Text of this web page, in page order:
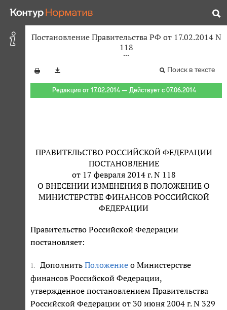
Постановление Правительства РФ от 17.02.2014 N
118
Поиск в тексте
Редакция от 17.02.2014 — Действует с 07.06.2014
ПРАВИТЕЛЬСТВО РОССИЙСКОЙ ФЕДЕРАЦИИ
ПОСТАНОВЛЕНИЕ
от 17 февраля 2014 г. N 118
О ВНЕСЕНИИ ИЗМЕНЕНИЯ В ПОЛОЖЕНИЕ О
МИНИСТЕРСТВЕ ФИНАНСОВ РОССИЙСКОЙ
ФЕДЕРАЦИИ
Правительство Российской Федерации
постановляет:
1. Дополнить Положение о Министерстве
финансов Российской Федерации,
утвержденное постановлением Правительства
Российской Федерации от 30 июня 2004 г. N 329